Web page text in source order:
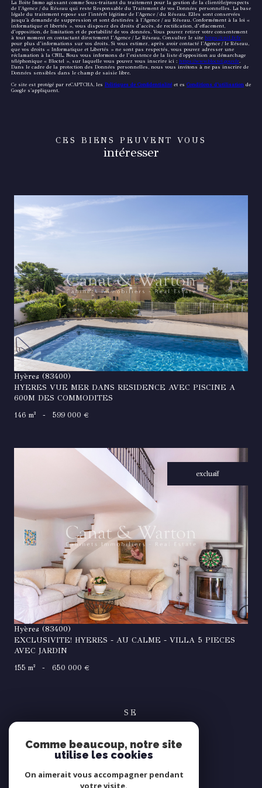
La Boite Immo agissant comme Sous-traitant du traitement pour la gestion de la clientèle/prospects
de l'Agence / du Réseau qui reste Responsable du Traitement de vos Données personnelles. La base
légale du traitement repose sur l'intérêt légitime de l'Agence / du Réseau. Elles sont conservées
jusqu'à demande de suppression et sont destinées à l'Agence / au Réseau. Conformément à la loi «
informatique et libertés », vous disposez des droits d’accès, de rectification, d’effacement,
d’opposition, de limitation et de portabilité de vos données. Vous pouvez retirer votre consentement
à tout moment en contactant directement l’Agence / Le Réseau. Consultez le site https://cnil.fr/fr
pour plus d’informations sur vos droits. Si vous estimez, après avoir contacté l'Agence / le Réseau,
que vos droits « Informatique et Libertés » ne sont pas respectés, vous pouvez adresser une
réclamation à la CNIL. Nous vous informons de l’existence de la liste d'opposition au démarchage
téléphonique « Bloctel », sur laquelle vous pouvez vous inscrire ici : https://www.bloctel.gouv.fr.
Dans le cadre de la protection des Données personnelles, nous vous invitons à ne pas inscrire de
Données sensibles dans le champ de saisie libre.
Ce site est protégé par reCAPTCHA, les Politiques de Confidentialitéet es Conditions d'utilisation de
Google s'appliquent.
CES BIENS PEUVENT VOUS
intéresser
VOIR LE BIEN
Hyères (83400)
HYERES VUE MER DANS RESIDENCE AVEC PISCINE A
600M DES COMMODITES
146 m² - 599 000 €
exclusif
VOIR LE BIEN
Hyères (83400)
EXCLUSIVITE! HYERES - AU CALME - VILLA 5 PIECES
AVEC JARDIN
155 m² - 650 000 €
SE
connecter
espace propriétaire
NOUS
Comme beaucoup, notre site
utilise les cookies
On aimerait vous accompagner pendant
votre visite.